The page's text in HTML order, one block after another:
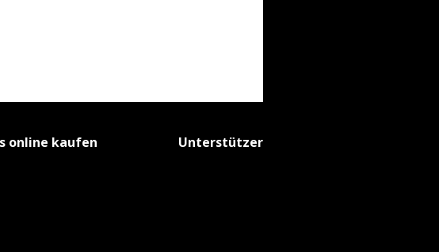
online kaufen Unterstützer